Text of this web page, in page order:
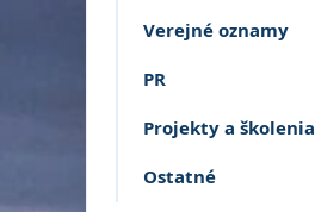
Verejné oznamy
PR
Projekty a školenia
Ostatné